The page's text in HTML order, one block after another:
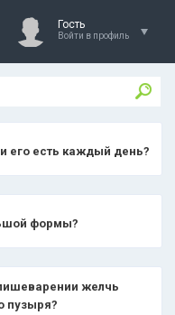
Гость
Войти в профиль
его есть каждый день?
формы?
желчь
пузыря?